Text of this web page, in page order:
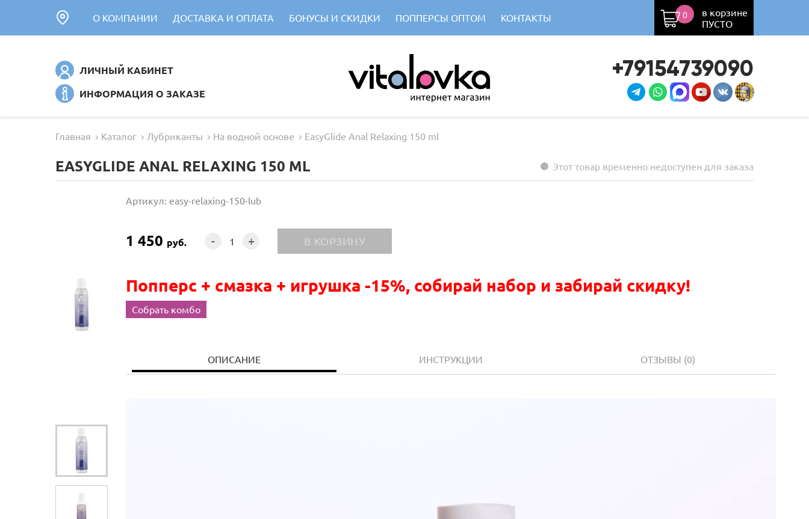
О КОМПАНИИ ДОСТАВКА И ОПЛАТА БОНУСЫ И СКИДКИ ПОППЕРСЫ ОПТОМ КОНТАКТЫ
в корзине
ПУСТО
0
ЛИЧНЫЙ КАБИНЕТ
ИНФОРМАЦИЯ О ЗАКАЗЕ
+79154739090
Главная Каталог Лубриканты На водной основе EasyGlide Anal Relaxing 150 ml
EASYGLIDE ANAL RELAXING 150 ML Этот товар временно недоступен для заказа
Артикул: easy-relaxing-150-lub
1 450 руб. - +
Попперс + смазка + игрушка -15%, собирай набор и забирай скидку!
Собрать комбо
ОПИСАНИЕ ИНСТРУКЦИИ ОТЗЫВЫ (0)